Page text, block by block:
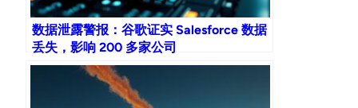
数据泄露警报：谷歌证实 Salesforce 数据
丢失，影响 200 多家公司